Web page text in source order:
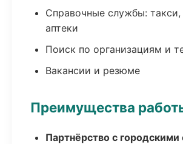
Справочные службы: такси,
аптеки
Поиск по организациям и
Вакансии и резюме
Преимущества
Партнёрство с